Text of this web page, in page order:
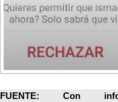
FUENTE: Con